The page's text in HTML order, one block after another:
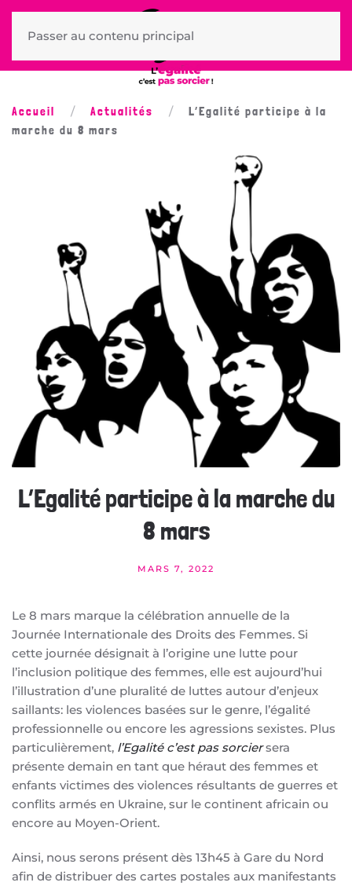
Passer au contenu principal
Accueil Actualités
L’Egalité participe à la
marche du 8 mars
L’Egalité participe à la marche du
8 mars
MARS 7, 2022
Le 8 mars marque la célébration annuelle de la
Journée Internationale des Droits des Femmes. Si
cette journée désignait à l’origine une lutte pour
l’inclusion politique des femmes, elle est aujourd’hui
l’illustration d’une pluralité de luttes autour d’enjeux
saillants: les violences basées sur le genre, l’égalité
professionnelle ou encore les agressions sexistes. Plus
particulièrement, l’Egalité c’est pas sorciersera
présente demain en tant que héraut des femmes et
enfants victimes des violences résultants de guerres et
conflits armés en Ukraine, sur le continent africain ou
encore au Moyen-Orient.
Ainsi, nous serons présent dès 13h45 à Gare du Nord
afin de distribuer des cartes postales aux manifestants